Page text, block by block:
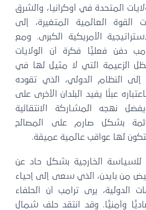
المتحدة في أوكرانيا، والشرق
القوة العالمية المتغيرة، إلى
الأمريكية الكبرى. ومع
دفن فعليًّا فكرة أن الولايات
الزعيمة التي لا مثيل لها في
إلى النظام الدولي، الذي تقوده
عبئًا يفيد البلدان الأخرى على
نهجه المشاركة الانتقائية
بشكل صارم على المصالح
لها عواقب عالمية عميقة.
للسياسة الخارجية بشكل حاد عن
من بايدن، الذي سعى إلى إحياء
الدولية، يرى ترامب أن الحلفاء
وأمنيًّا. وقد انتقد حلف شمال